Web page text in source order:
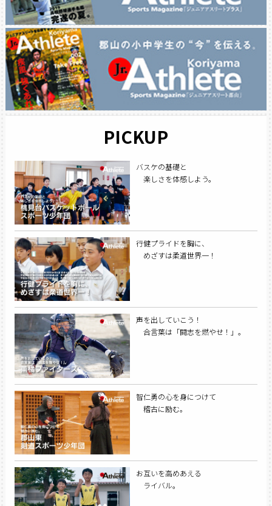
PICKUP
バスケの基礎と
楽しさを体感しよう。
行健プライドを胸に、
めざすは柔道世界一！
声を出していこう！
合言葉は「闘志を燃やせ！」。
智仁勇の心を身につけて
稽古に励む。
お互いを高めあえる
ライバル。